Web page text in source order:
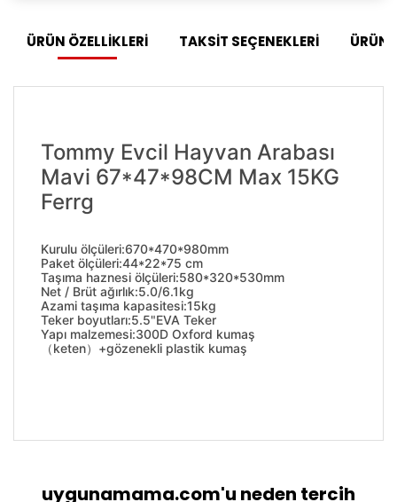
ÜRÜN ÖZELLİKLERİ TAKSİT SEÇENEKLERİ ÜRÜN
Tommy Evcil Hayvan Arabası
Mavi 67*47*98CM Max 15KG
Ferrg
Kurulu ölçüleri:670*470*980mm
Paket ölçüleri:44*22*75 cm
Taşıma haznesi ölçüleri:580*320*530mm
Net / Brüt ağırlık:5.0/6.1kg
Azami taşıma kapasitesi:15kg
Teker boyutları:5.5"EVA Teker
Yapı malzemesi:300D Oxford kumaş
（keten）+gözenekli plastik kumaş
ve diğer konularda yetersiz gördüğünüz noktaları
uygunamama.com'u neden tercih